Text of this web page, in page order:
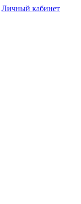
Личный кабинет